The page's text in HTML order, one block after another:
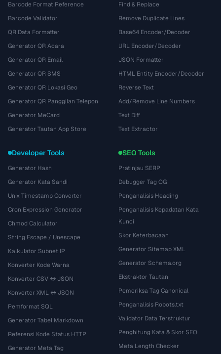
Barcode Format Reference
Barcode Validator
QR Data Formatter
Generator QR Acara
Generator QR Email
Generator QR SMS
Generator QR Lokasi Geo
Generator QR Panggilan Telepon
Generator MeCard
Generator Tautan App Store
Find & Replace
Remove Duplicate Lines
Base64 Encoder/Decoder
URL Encoder/Decoder
JSON Formatter
HTML Entity Encoder/Decoder
Reverse Text
Add/Remove Line Numbers
Text Diff
Text Extractor
Developer Tools
Generator Hash
Generator Kata Sandi
Unix Timestamp Converter
Cron Expression Generator
Chmod Calculator
String Escape / Unescape
Kalkulator Subnet IP
Konverter Kode Warna
Konverter CSV ↔ JSON
Konverter XML ↔ JSON
Pemformat SQL
Generator Tabel Markdown
Referensi Kode Status HTTP
Generator Meta Tag
SEO Tools
Pratinjau SERP
Debugger Tag OG
Penganalisis Heading
Penganalisis Kepadatan Kata
Kunci
Skor Keterbacaan
Generator Sitemap XML
Generator Schema.org
Ekstraktor Tautan
Pemeriksa Tag Canonical
Penganalisis Robots.txt
Validator Data Terstruktur
Penghitung Kata & Skor SEO
Meta Length Checker